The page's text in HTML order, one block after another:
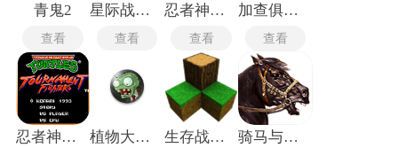
青鬼2
查看
星际战争异形入侵最新版
查看
忍者神龟安卓版
查看
加查俱乐部可爱屋
查看
忍者神龟格斗中文版 植物大战僵尸TV触控版 生存战争2.3插件版 骑马与砍杀2中文版